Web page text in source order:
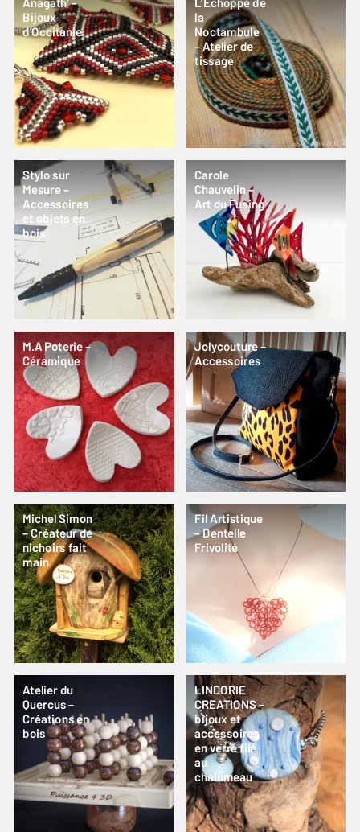
Anagath’ –
Bijoux
d’Occitanie
L’Echoppe de
la
Noctambule
– Atelier de
tissage
Stylo sur
Mesure –
Accessoires
et objets en
bois
Carole
Chauvelin –
Art du Fusing
M.A Poterie –
Céramique
Jolycouture –
Accessoires
Michel Simon
– Créateur de
nichoirs fait
main
Fil Artistique
– Dentelle
Frivolité
Atelier du
Quercus –
Créations en
bois
LINDORIE
CREATIONS –
bijoux et
accessoires
en verre filé
au
chalumeau